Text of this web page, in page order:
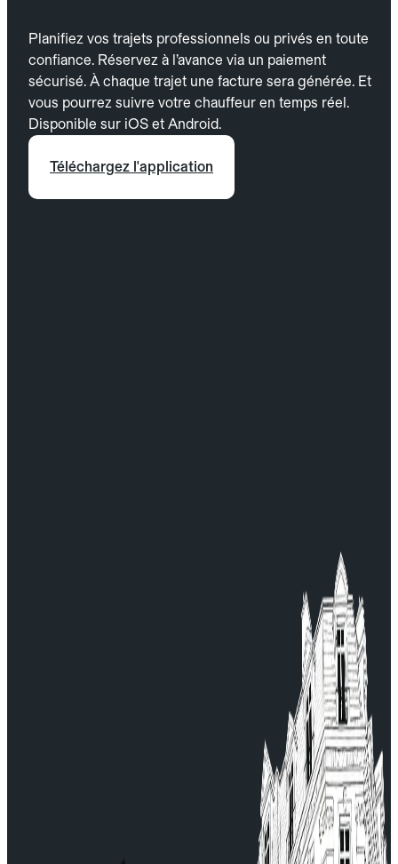
Planifiez vos trajets professionnels ou privés en toute
confiance. Réservez à l’avance via un paiement
sécurisé. À chaque trajet une facture sera générée. Et
vous pourrez suivre votre chauffeur en temps réel.
Disponible sur iOS et Android.
Téléchargez l'application